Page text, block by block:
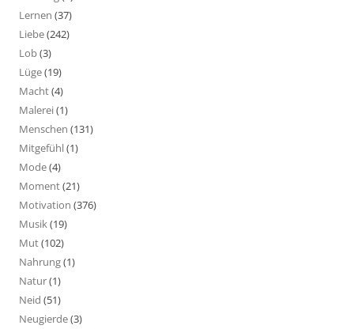
Lernen (37)
Liebe(242)
Lob(3)
Lüge(19)
Macht(4)
Malerei(1)
Menschen (131)
Mitgefühl(1)
Mode(4)
Moment(21)
Motivation (376)
Musik(19)
Mut(102)
Nahrung(1)
Natur(1)
Neid (51)
Neugierde(3)